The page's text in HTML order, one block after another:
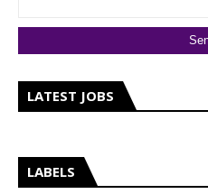
LATEST JOBS
LABELS